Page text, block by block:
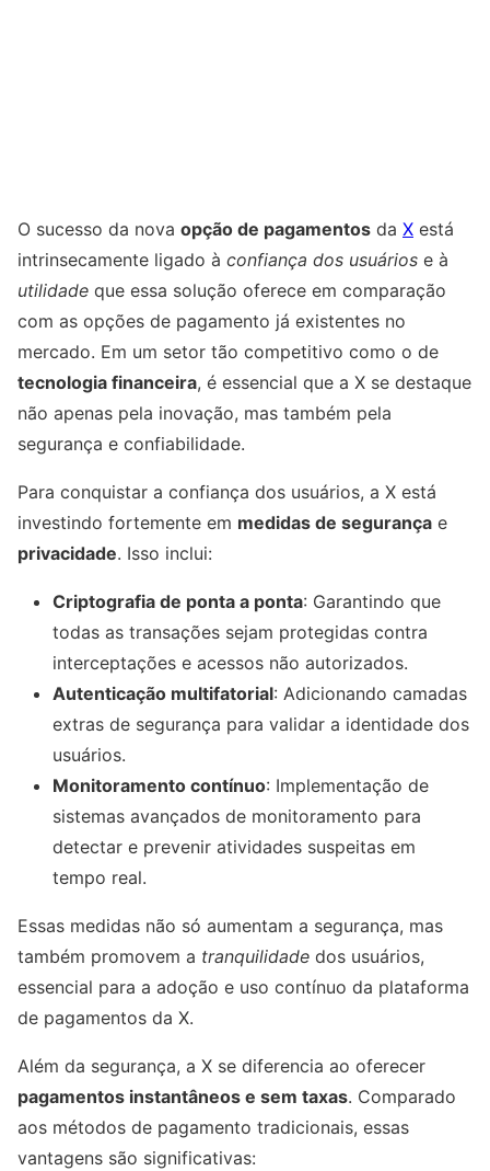
O sucesso da nova opção de pagamentos da X está
intrinsecamente ligado à confiança dos usuários e à
utilidade que essa solução oferece em comparação
com as opções de pagamento já existentes no
mercado. Em um setor tão competitivo como o de
tecnologia financeira, é essencial que a X se destaque
não apenas pela inovação, mas também pela
segurança e confiabilidade.
Para conquistar a confiança dos usuários, a X está
investindo fortemente em medidas de segurança e
privacidade. Isso inclui:
Criptografia de ponta a ponta: Garantindo que
todas as transações sejam protegidas contra
interceptações e acessos não autorizados.
Autenticação multifatorial: Adicionando camadas
extras de segurança para validar a identidade dos
usuários.
Monitoramento contínuo: Implementação de
sistemas avançados de monitoramento para
detectar e prevenir atividades suspeitas em
tempo real.
Essas medidas não só aumentam a segurança, mas
também promovem a tranquilidade dos usuários,
essencial para a adoção e uso contínuo da plataforma
de pagamentos da X.
Além da segurança, a X se diferencia ao oferecer
pagamentos instantâneos e sem taxas. Comparado
aos métodos de pagamento tradicionais, essas
vantagens são significativas: